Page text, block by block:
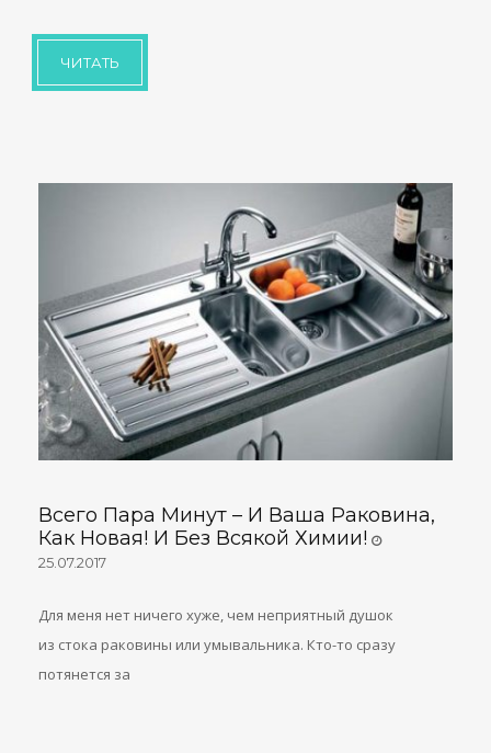
ЧИТАТЬ
Всего Пара Минут – И Ваша Раковина,
Как Новая! И Без Всякой Химии!
25.07.2017
Для меня нет ничего хуже, чем неприятный душок
из стока раковины или умывальника. Кто-то сразу
потянется за